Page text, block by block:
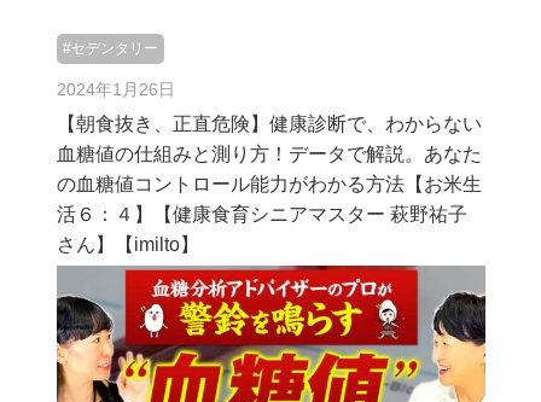
#セデンタリー
2024年1月26日
【朝食抜き、正直危険】健康診断で、わからない
血糖値の仕組みと測り方！データで解説。あなた
の血糖値コントロール能力がわかる方法【お米生
活６：４】【健康食育シニアマスター 萩野祐子
さん】【imilto】